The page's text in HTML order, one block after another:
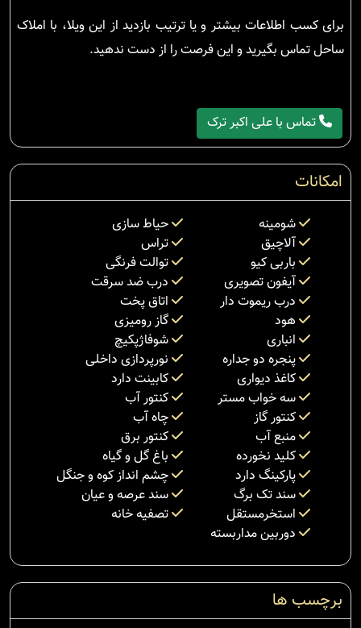
برای کسب اطلاعات بیشتر و یا ترتیب بازدید از این ویلا، با املاک
ساحل تماس بگیرید و این فرصت را از دست ندهید.
تماس با علی اکبر ترک
امکانات
شومینه
حیاط سازی
آلاچیق
تراس
باربی کیو
توالت فرنگی
آیفون تصویری
درب ضد سرقت
درب ریموت دار
اتاق پخت
هود
گاز رومیزی
انباری
شوفاژپکیچ
پنجره دو جداره
نورپردازی داخلی
کاغذ دیواری
کابینت دارد
سه خواب مستر
کنتور آب
کنتور گاز
چاه آب
منبع آب
کنتور برق
کلید نخورده
باغ گل و گیاه
پارکینگ دارد
چشم انداز کوه و جنگل
سند تک برگ
سند عرصه و عیان
استخرمستقل
تصفیه خانه
دوربین مداربسته
برچسب ها